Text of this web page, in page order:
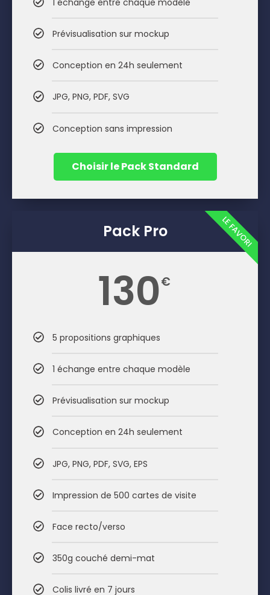
1 échange entre chaque modèle
Prévisualisation sur mockup
Conception en 24h seulement
JPG, PNG, PDF, SVG
Conception sans impression
Choisir le Pack Standard
Pack Pro
130€
5 propositions graphiques
1 échange entre chaque modèle
Prévisualisation sur mockup
Conception en 24h seulement
JPG, PNG, PDF, SVG, EPS
Impression de 500 cartes de visite
Face recto/verso
350g couché demi-mat
Colis livré en 7 jours
LE FAVORI